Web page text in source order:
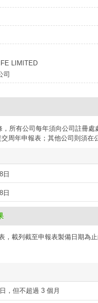
LIMITED
司
所有公司每年須向公司註冊
周年申報表；其他公司則須在
日
日
，載列截至申報表製備日期為
，但不超過 3 個月